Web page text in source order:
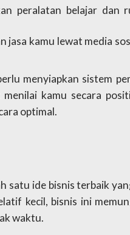
peralatan belajar dan
jasa kamu lewat media
menyiapkan sistem
kamu secara
optimal.
satu ide bisnis terbaik
kecil, bisnis ini
waktu.